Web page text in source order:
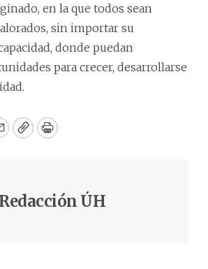
en la que todos sean
sin importar su
donde puedan
para crecer, desarrollarse
CopyPrint
Redacción ÚH